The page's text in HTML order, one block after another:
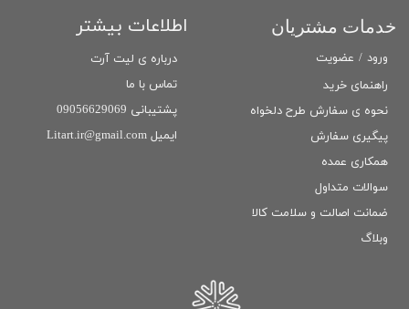
راهنمای خرید
نحوه ی سفارش طرح دلخواه
پیگیری سفارش
همکاری عمده
سوالات متداول
ضمانت اصالت و سلامت كالا
وبلاگ
خدمات مشتریان اطلاعات بیشتر
درباره ی لیت آرت
تماس با ما
پشتیبانی 09056629069
ایمیل Litart.ir@gmail.com
ورود / عضویت